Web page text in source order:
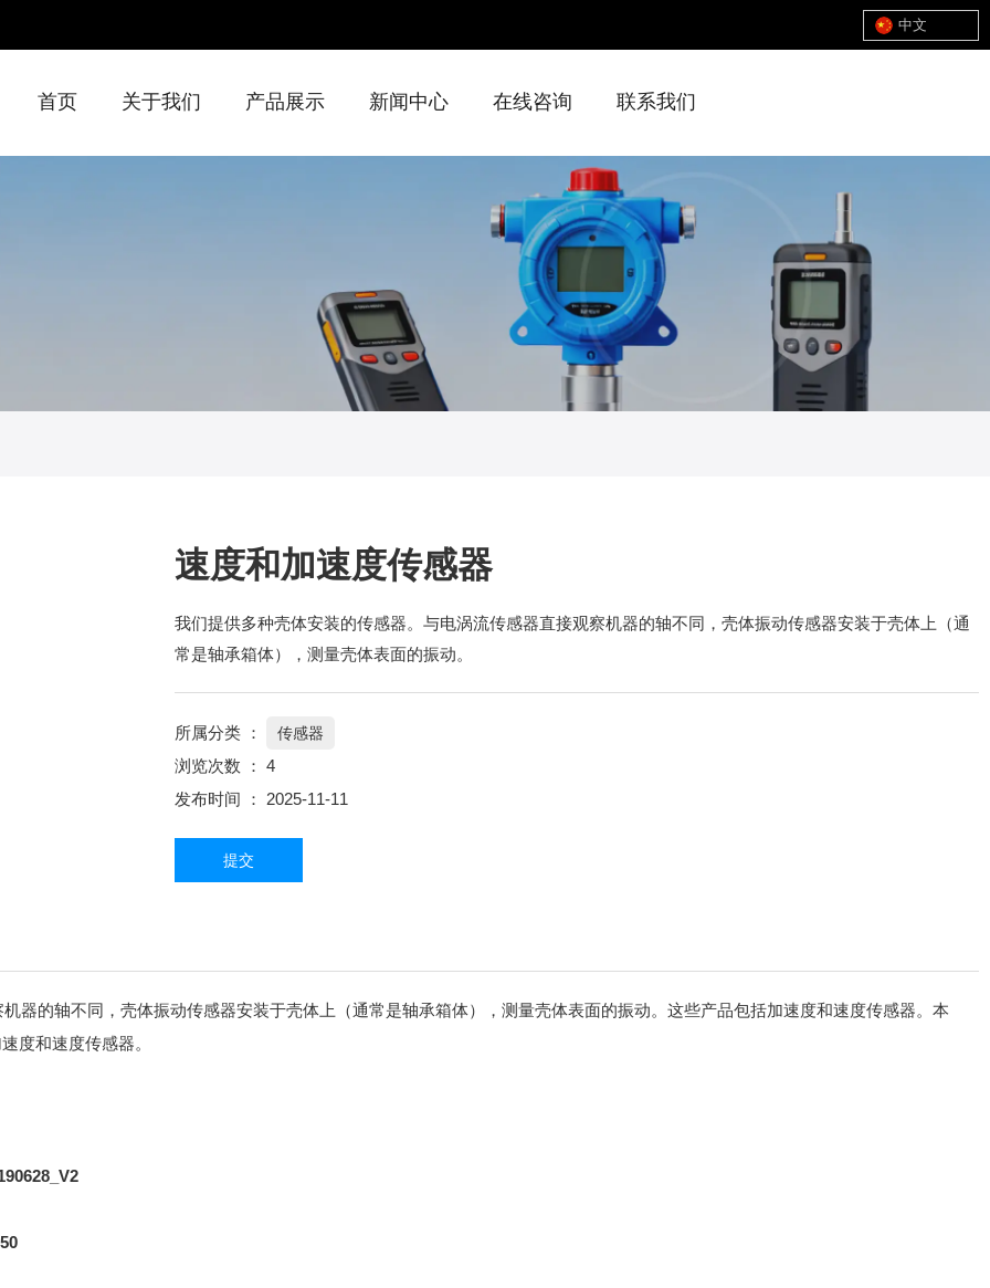
中文
首页 关于我们 产品展示 新闻中心 在线咨询 联系我们
速度和加速度传感器
我们提供多种壳体安装的传感器。与电涡流传感器直接观察机器的轴不同，壳体振动传感器安装于壳体上（通
常是轴承箱体），测量壳体表面的振动。
所属分类 ： 传感器
浏览次数 ： 4
发布时间 ： 2025-11-11
提交
轴不同，壳体振动传感器安装于壳体上（通常是轴承箱体），测量壳体表面的振动。这些产品包括加速度和速度传感器。本
度和速度传感器。